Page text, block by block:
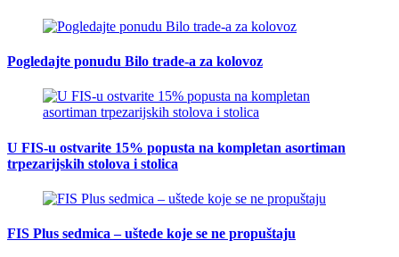
Pogledajte ponudu Bilo trade-a za kolovoz
U FIS-u ostvarite 15% popusta na kompletan asortiman
trpezarijskih stolova i stolica
FIS Plus sedmica – uštede koje se ne propuštaju